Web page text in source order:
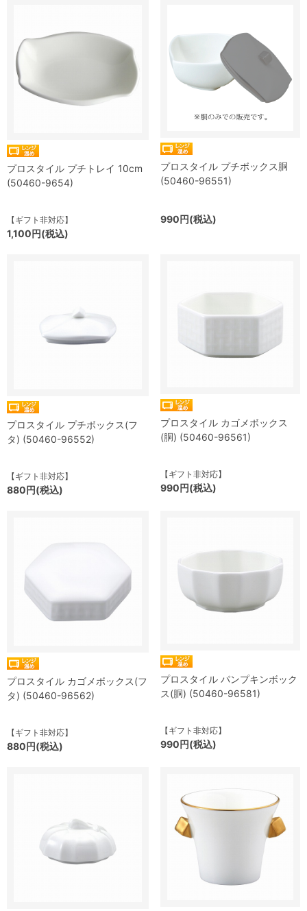
プロスタイル プチトレイ 10cm
(50460-9654)
【ギフト非対応】
1,100円(税込)
プロスタイル プチボックス胴
(50460-96551)
990円(税込)
プロスタイル プチボックス(フ
タ) (50460-96552)
【ギフト非対応】
880円(税込)
プロスタイル カゴメボックス
(胴) (50460-96561)
【ギフト非対応】
990円(税込)
プロスタイル カゴメボックス(フ
タ) (50460-96562)
【ギフト非対応】
880円(税込)
プロスタイル パンプキンボック
ス(胴) (50460-96581)
【ギフト非対応】
990円(税込)